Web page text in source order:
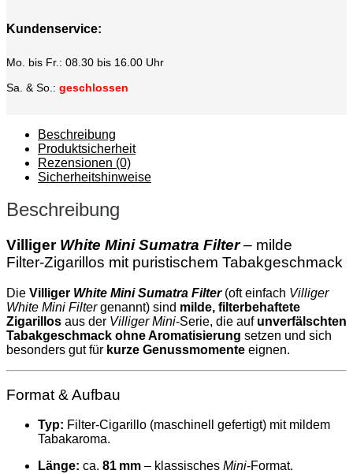
Kundenservice:
Mo. bis Fr.: 08.30 bis 16.00 Uhr
Sa. & So.: geschlossen
Beschreibung
Produktsicherheit
Rezensionen (0)
Sicherheitshinweise
Beschreibung
Villiger White Mini Sumatra Filter– milde
Filter‑Zigarillos mit puristischem Tabakgeschmack
Die Villiger White Mini Sumatra Filter(oft einfach Villiger
White Mini Filtergenannt) sind milde, filterbehaftete
Zigarillos aus der Villiger Mini‑Serie, die auf unverfälschten
Tabakgeschmack ohne Aromatisierung setzen und sich
besonders gut für kurze Genussmomente eignen.
Format & Aufbau
Typ: Filter‑Cigarillo (maschinell gefertigt) mit mildem
Tabakaroma.
Länge: ca. 81 mm – klassisches Mini‑Format.